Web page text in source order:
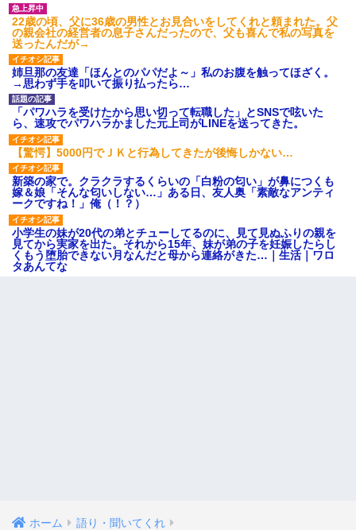
22歳の頃、父に36歳の男性とお見合いをしてくれと頼まれた。父
の親会社の経営者の息子さんだったので、父も喜んで私の写真を
送ったんだが→
姉旦那の友達「ほんとのパパだよ～」私のお腹を触ってほざく。
→思わず手を叩いて振り払ったら…
「パワハラを受けたから思い切って転職した」とSNSで呟いた
ら、速攻でパワハラかました元上司がLINEを送ってきた。
【驚愕】5000円でＪＫと行為してきたが後悔しかない…
新築の家で。クラクラするくらいの「白粉の匂い」が鼻につくも
嫁＆娘「そんな匂いしない…」ある日、友人奥「素敵なアンティ
ークですね！」俺（！？）
小学生の妹が20代の弟とチューしてるのに、見て見ぬふりの親を
見てから実家を出た。それから15年、妹が弟の子を妊娠したらし
くもう堕胎できない月なんだと母から連絡がきた…｜生活｜ワロ
タあんてな
ホーム 語り・聞いてくれ